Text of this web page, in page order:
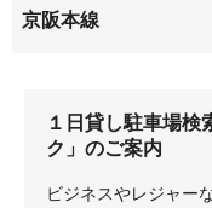
菊丘町
香里園山之手町
東中振
深沢本町
宮之阪
京阪本線
枚方公園
香里園
１日貸し駐車場検
ク」のご案内
ビジネスやレジャー